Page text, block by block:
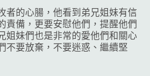
者的心腸，他看到弟兄姐妹有信
責備，更要安慰他們，提醒他們
姐妹們也是非常的愛他們和關心
不要放棄，不要迷惑、繼續堅